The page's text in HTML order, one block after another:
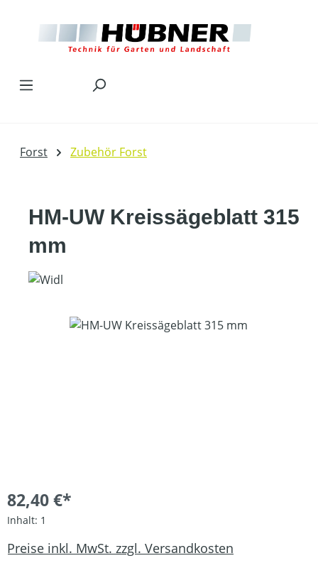
Forst Zubehör Forst
HM-UW Kreissägeblatt 315
mm
Bildergalerie überspringen
82,40 €*
Inhalt: 1
Preise inkl. MwSt. zzgl. Versandkosten